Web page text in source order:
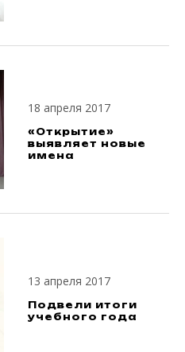
18 апреля 2017
«Открытие»
выявляет новые
имена
13 апреля 2017
Подвели итоги
учебного года